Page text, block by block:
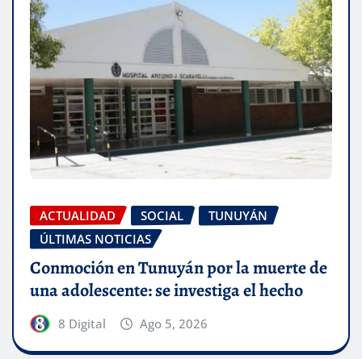
ACTUALIDAD SOCIAL
TUNUYÁN
ÚLTIMAS NOTICIAS
Conmoción en Tunuyán por la muerte de
una adolescente: se investiga el hecho
8 Digital Ago 5, 2026